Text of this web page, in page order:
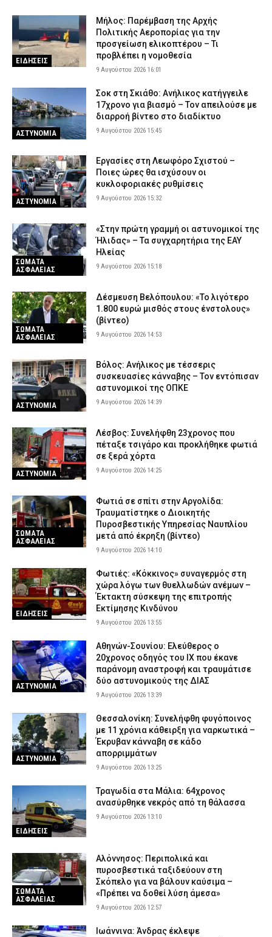
ΕΙΔΗΣΕΙΣ
Μήλος: Παρέμβαση της Αρχής
Πολιτικής Αεροπορίας για την
προσγείωση ελικοπτέρου – Τι
προβλέπει η νομοθεσία
9 Αυγούστου 2026 16:01
ΑΣΤΥΝΟΜΙΑ
Σοκ στη Σκιάθο: Ανήλικος κατήγγειλε
17χρονο για βιασμό – Τον απειλούσε με
διαρροή βίντεο στο διαδίκτυο
9 Αυγούστου 2026 15:45
ΑΣΤΥΝΟΜΙΑ
Εργασίες στη Λεωφόρο Σχιστού –
Ποιες ώρες θα ισχύσουν οι
κυκλοφοριακές ρυθμίσεις
9 Αυγούστου 2026 15:32
ΣΩΜΑΤΑ
ΑΣΦΑΛΕΙΑΣ
«Στην πρώτη γραμμή οι αστυνομικοί της
Ήλιδας» – Τα συγχαρητήρια της ΕΑΥ
Ηλείας
9 Αυγούστου 2026 15:18
ΣΩΜΑΤΑ
ΑΣΦΑΛΕΙΑΣ
Δέσμευση Βελόπουλου: «Το λιγότερο
1.800 ευρώ μισθός στους ένστολους»
(βίντεο)
9 Αυγούστου 2026 14:53
ΑΣΤΥΝΟΜΙΑ
Βόλος: Ανήλικος με τέσσερις
συσκευασίες κάνναβης – Τον εντόπισαν
αστυνομικοί της ΟΠΚΕ
9 Αυγούστου 2026 14:39
ΑΣΤΥΝΟΜΙΑ
Λέσβος: Συνελήφθη 23χρονος που
πέταξε τσιγάρο και προκλήθηκε φωτιά
σε ξερά χόρτα
9 Αυγούστου 2026 14:25
ΣΩΜΑΤΑ
ΑΣΦΑΛΕΙΑΣ
Φωτιά σε σπίτι στην Αργολίδα:
Τραυματίστηκε o Διοικητής
Πυροσβεστικής Υπηρεσίας Ναυπλίου
μετά από έκρηξη (βίντεο)
9 Αυγούστου 2026 14:10
ΕΙΔΗΣΕΙΣ
Φωτιές: «Κόκκινος» συναγερμός στη
χώρα λόγω των θυελλωδών ανέμων –
Έκτακτη σύσκεψη της επιτροπής
Εκτίμησης Κινδύνου
9 Αυγούστου 2026 13:55
ΑΣΤΥΝΟΜΙΑ
Αθηνών-Σουνίου: Ελεύθερος ο
20χρονος οδηγός του ΙΧ που έκανε
παράνομη αναστροφή και τραυμάτισε
δύο αστυνομικούς της ΔΙΑΣ
9 Αυγούστου 2026 13:39
ΑΣΤΥΝΟΜΙΑ
Θεσσαλονίκη: Συνελήφθη φυγόποινος
με 11 χρόνια κάθειρξη για ναρκωτικά –
Έκρυβαν κάνναβη σε κάδο
απορριμμάτων
9 Αυγούστου 2026 13:25
ΕΙΔΗΣΕΙΣ
Τραγωδία στα Μάλια: 64χρονος
ανασύρθηκε νεκρός από τη θάλασσα
9 Αυγούστου 2026 13:10
ΣΩΜΑΤΑ
ΑΣΦΑΛΕΙΑΣ
Αλόννησος: Περιπολικά και
πυροσβεστικά ταξιδεύουν στη
Σκόπελο για να βάλουν καύσιμα –
«Πρέπει να δοθεί λύση άμεσα»
9 Αυγούστου 2026 12:57
Ιωάννινα: Άνδρας έκλεψε